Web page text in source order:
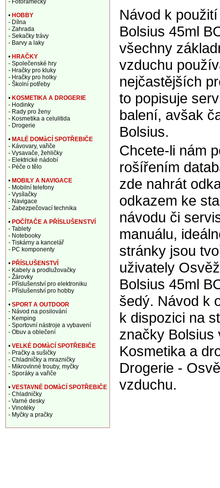
Návod k
Bolsius 45ml
všechny
vzduchu
nejčastějších
to popisuje
balení, avšak
Bolsius.
Chcete-li nám
rošířením
zde nahrát
odkazem ke
návodu či
manuálu,
stránky jsou
uživately
Bolsius 45ml
šedý. Návod k
k dispozici na
značky Bolsius
Kosmetika a
Drogerie -
vzduchu.
- Fotorámečky
• HOBBY
- Dílna
- Zahrada
- Sekačky trávy
- Barvy a laky
• HRAČKY
- Společenské hry
- Hračky pro kluky
- Hračky pro holky
- Školní potřeby
• KOSMETIKA A DROGERIE
- Hodinky
- Rady pro ženy
- Kosmetika a celulitida
- Drogerie
• MALÉ DOMàCÍ SPOTŘEBIČE
- Kávovary, vařiče
- Vysavače, žehličky
- Elektrické nádobí
- Péče o tělo
• MOBILY A NAVIGACE
- Mobilní telefony
- Vysílačky
- Navigace
- Zabezpečovací technika
• POČÍTAČE A PŘÍSLUŠENSTVÍ
- Tablety
- Notebooky
- Tiskárny a kancelář
- PC komponenty
• PŘÍSLUŠENSTVÍ
- Kabely a prodlužovačky
- Žárovky
- Příslušenství pro elektroniku
- Příslušenství pro hobby
• SPORT A OUTDOOR
- Návod na posilování
- Kemping
- Sportovní nástroje a vybavení
- Obuv a oblečení
• VELKÉ DOMàCÍ SPOTŘEBIČE
- Pračky a sušičky
- Chladničky a mrazničky
- Mikrovlnné trouby, myčky
- Sporáky a vařiče
• VESTAVNÉ DOMàCÍ SPOTŘEBIČE
- Chladničky
- Varné desky
- Vinotéky
- Myčky a pračky